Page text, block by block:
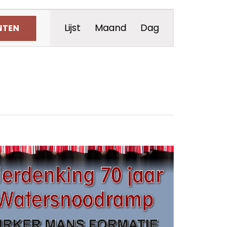
weergaven
navigatie
Lijst Maand Dag